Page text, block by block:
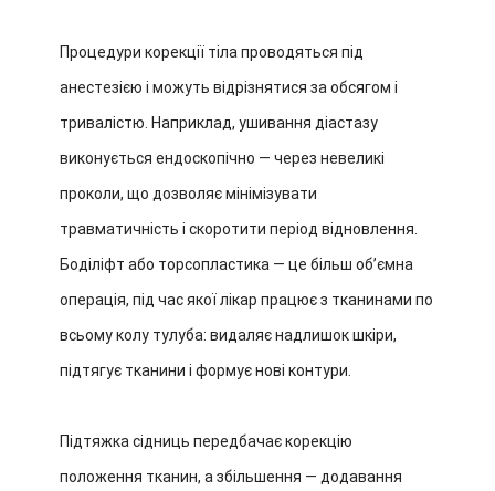
Процедури корекції тіла проводяться під
анестезією і можуть відрізнятися за обсягом і
тривалістю. Наприклад, ушивання діастазу
виконується ендоскопічно — через невеликі
проколи, що дозволяє мінімізувати
травматичність і скоротити період відновлення.
Боділіфт або торсопластика — це більш об’ємна
операція, під час якої лікар працює з тканинами по
всьому колу тулуба: видаляє надлишок шкіри,
підтягує тканини і формує нові контури.
Підтяжка сідниць передбачає корекцію
положення тканин, а збільшення — додавання